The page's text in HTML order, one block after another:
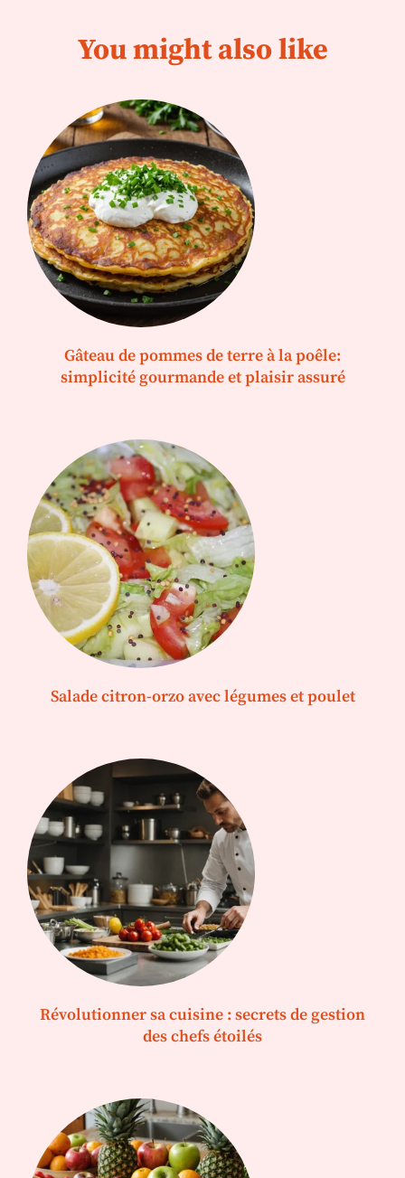
You might also like
Gâteau de pommes de terre à la poêle:
simplicité gourmande et plaisir assuré
Salade citron-orzo avec légumes et poulet
Révolutionner sa cuisine : secrets de gestion
des chefs étoilés